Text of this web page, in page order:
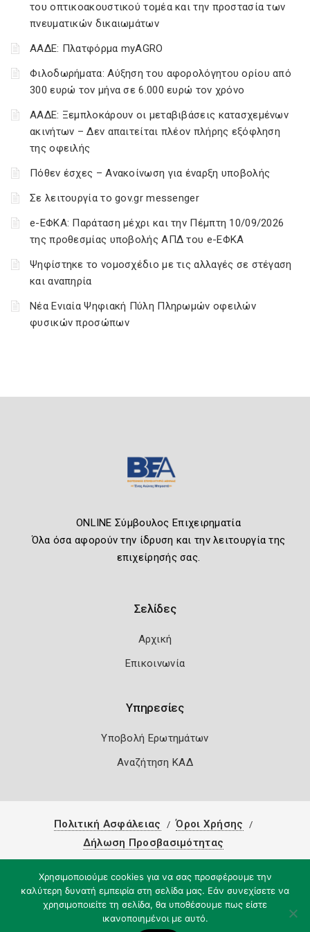
του οπτικοακουστικού τομέα και την προστασία των
πνευματικών δικαιωμάτων
ΑΑΔΕ: Πλατφόρμα myAGRO
Φιλοδωρήματα: Αύξηση του αφορολόγητου ορίου από
300 ευρώ τον μήνα σε 6.000 ευρώ τον χρόνο
ΑΑΔΕ: Ξεμπλοκάρουν οι μεταβιβάσεις κατασχεμένων
ακινήτων – Δεν απαιτείται πλέον πλήρης εξόφληση
της οφειλής
Πόθεν έσχες – Ανακοίνωση για έναρξη υποβολής
Σε λειτουργία το gov.gr messenger
e-ΕΦΚΑ: Παράταση μέχρι και την Πέμπτη 10/09/2026
της προθεσμίας υποβολής ΑΠΔ του e-ΕΦΚΑ
Ψηφίστηκε το νομοσχέδιο με τις αλλαγές σε στέγαση
και αναπηρία
Νέα Ενιαία Ψηφιακή Πύλη Πληρωμών οφειλών
φυσικών προσώπων
ONLINE Σύμβουλος Επιχειρηματία
Όλα όσα αφορούν την ίδρυση και την λειτουργία της
επιχείρησής σας.
Σελίδες
Αρχική
Επικοινωνία
Υπηρεσίες
Υποβολή Ερωτημάτων
Αναζήτηση ΚΑΔ
Πολιτική Ασφάλειας
Όροι Χρήσης
Δήλωση Προσβασιμότητας
Χρησιμοποιούμε cookies για να σας προσφέρουμε την
καλύτερη δυνατή εμπειρία στη σελίδα μας. Εάν συνεχίσετε να
χρησιμοποιείτε τη σελίδα, θα υποθέσουμε πως είστε
ικανοποιημένοι με αυτό.